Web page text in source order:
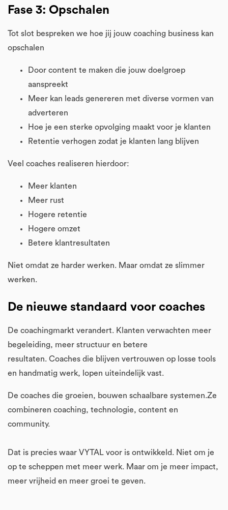
Fase 3: Opschalen
Tot slot bespreken we hoe jij jouw coaching business kan
opschalen
Door content te maken die jouw doelgroep
aanspreekt
Meer kan leads genereren met diverse vormen van
adverteren
Hoe je een sterke opvolging maakt voor je klanten
Retentie verhogen zodat je klanten lang blijven
Veel coaches realiseren hierdoor:
Meer klanten
Meer rust
Hogere retentie
Hogere omzet
Betere klantresultaten
Niet omdat ze harder werken. Maar omdat ze slimmer
werken.
De nieuwe standaard voor coaches
De coachingmarkt verandert. Klanten verwachten meer
begeleiding, meer structuur en betere
resultaten. Coaches die blijven vertrouwen op losse tools
en handmatig werk, lopen uiteindelijk vast.
De coaches die groeien, bouwen schaalbare systemen.Ze
combineren coaching, technologie, content en
community.
Dat is precies waar VYTAL voor is ontwikkeld. Niet om je
op te scheppen met meer werk. Maar om je meer impact,
meer vrijheid en meer groei te geven.